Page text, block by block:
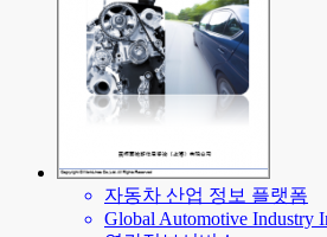
자동차 산업 정보 플랫폼
Global Automotive Industry